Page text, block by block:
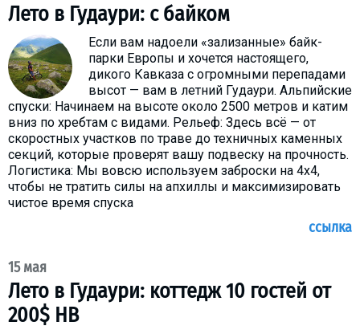
Лето в Гудаури: с байком
Если вам надоели «зализанные» байк-
парки Европы и хочется настоящего,
дикого Кавказа с огромными перепадами
высот — вам в летний Гудаури. Альпийские
спуски: Начинаем на высоте около 2500 метров и катим
вниз по хребтам с видами. Рельеф: Здесь всё — от
скоростных участков по траве до техничных каменных
секций, которые проверят вашу подвеску на прочность.
Логистика: Мы вовсю используем заброски на 4х4,
чтобы не тратить силы на апхиллы и максимизировать
чистое время спуска
ссылка
15 мая
Лето в Гудаури: коттедж 10 гостей от
200$ HB